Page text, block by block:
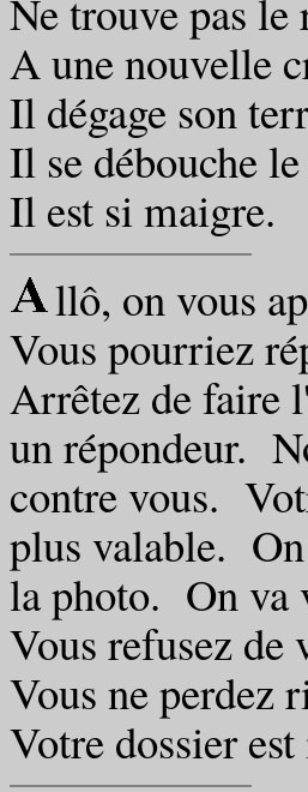
Ne trouve pas
A une nouvelle
Il dégage son
Il se débouche
Il est si maigre.
llô, on vous
Vous pourriez
Arrêtez de faire
un répondeur.
contre vous.
plus valable.
la photo. On va
Vous refusez
Vous ne perdez
Votre dossier